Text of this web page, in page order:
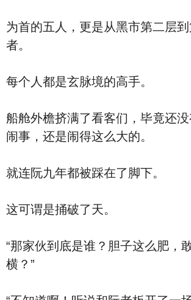
为首的五人，更是从黑市第二层
者。
每个人都是玄脉境的高手。
船舱外檐挤满了看客们，毕竟还
闹事，还是闹得这么大的。
就连阮九年都被踩在了脚下。
这可谓是捅破了天。
“那家伙到底是谁？胆子这么肥，
横？”